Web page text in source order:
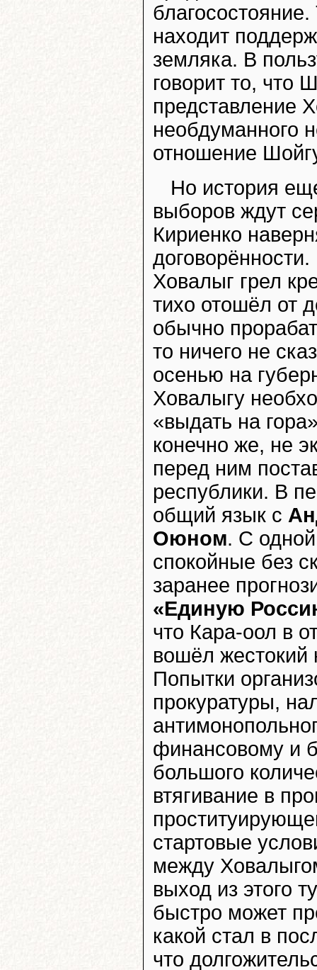
находит
земляка. В
говорит то, что
представление
необдуманного
отношение
Но история
выборов ждут
Кириенко
Ховалыг грел
тихо отошёл от
обычно
то ничего не
осенью на
Ховалыгу
«выдать на
конечно же, не
перед ним
республики. В
общий язык с
Оюном. С
спокойные без
заранее
«Единую
что Кара-оол в
вошёл
Попытки
прокуратуры,
финансовому и
большого
втягивание в
стартовые
между
выход из этого
быстро может
какой стал в
что